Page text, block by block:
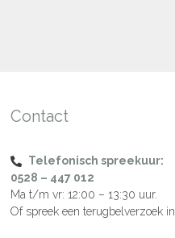
Contact
Telefonisch spreekuur:
0528 – 447 012
Ma t/m vr: 12:00 – 13:30 uur.
Of spreek een terugbelverzoek in.